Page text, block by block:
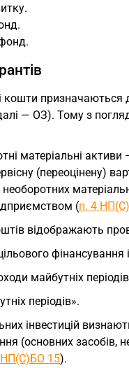
кошти
— ОЗ). Тому з
матеріальні
(переоцінену)
(п. 4
відображають
фінансування
майбутніх
періодів».
інвестицій
(основних
НП(С)БО 15).